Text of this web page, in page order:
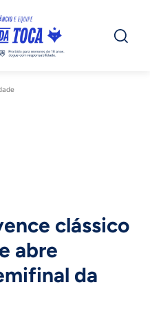
clássico
abre
da